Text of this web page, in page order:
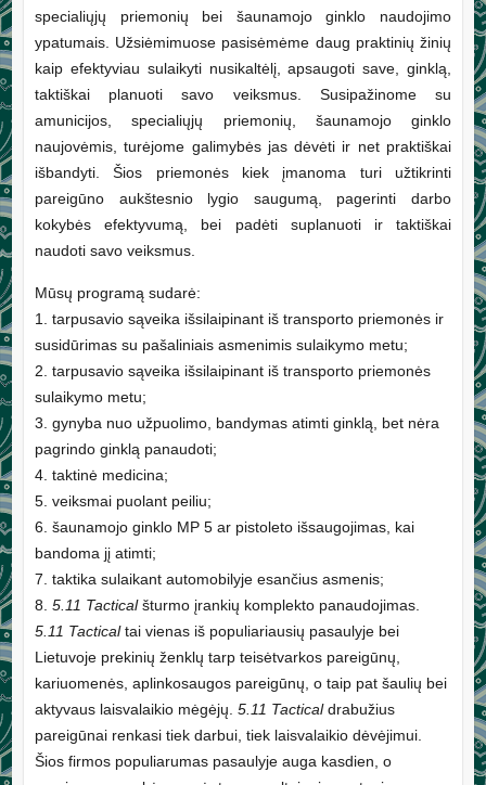
specialiųjų priemonių bei šaunamojo ginklo naudojimo
ypatumais. Užsiėmimuose pasisėmėme daug praktinių žinių
kaip efektyviau sulaikyti nusikaltėlį, apsaugoti save, ginklą,
taktiškai planuoti savo veiksmus. Susipažinome su
amunicijos, specialiųjų priemonių, šaunamojo ginklo
naujovėmis, turėjome galimybės jas dėvėti ir net praktiškai
išbandyti. Šios priemonės kiek įmanoma turi užtikrinti
pareigūno aukštesnio lygio saugumą, pagerinti darbo
kokybės efektyvumą, bei padėti suplanuoti ir taktiškai
naudoti savo veiksmus.
Mūsų programą sudarė:
1. tarpusavio sąveika išsilaipinant iš transporto priemonės ir
susidūrimas su pašaliniais asmenimis sulaikymo metu;
2. tarpusavio sąveika išsilaipinant iš transporto priemonės
sulaikymo metu;
3. gynyba nuo užpuolimo, bandymas atimti ginklą, bet nėra
pagrindo ginklą panaudoti;
4. taktinė medicina;
5. veiksmai puolant peiliu;
6. šaunamojo ginklo MP 5 ar pistoleto išsaugojimas, kai
bandoma jį atimti;
7. taktika sulaikant automobilyje esančius asmenis;
8. 5.11 Tacticalšturmo įrankių komplekto panaudojimas.
5.11 Tacticaltai vienas iš populiariausių pasaulyje bei
Lietuvoje prekinių ženklų tarp teisėtvarkos pareigūnų,
kariuomenės, aplinkosaugos pareigūnų, o taip pat šaulių bei
aktyvaus laisvalaikio mėgėjų. 5.11 Tacticaldrabužius
pareigūnai renkasi tiek darbui, tiek laisvalaikio dėvėjimui.
Šios firmos populiarumas pasaulyje auga kasdien, o